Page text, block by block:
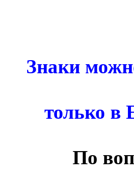
Знаки
только в
По